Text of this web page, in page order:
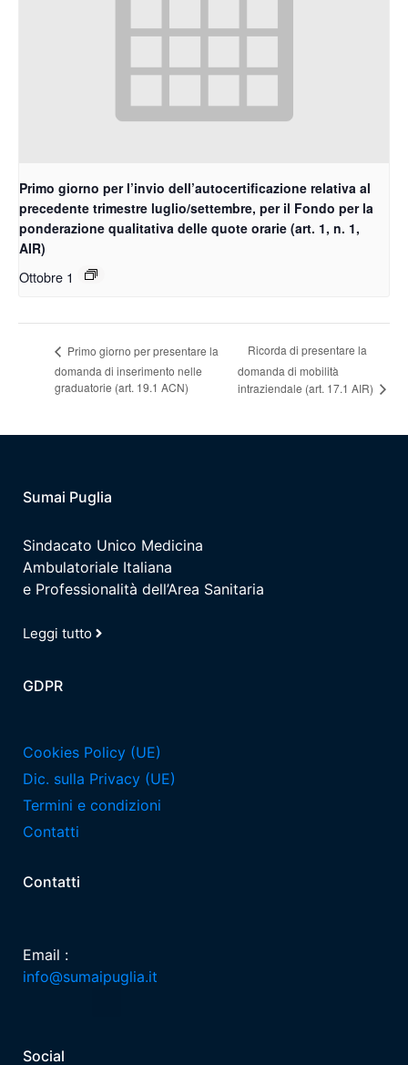
Primo giorno per l’invio dell’autocertificazione relativa al
precedente trimestre luglio/settembre, per il Fondo per la
ponderazione qualitativa delle quote orarie (art. 1, n. 1,
AIR)
Ottobre 1
Primo giorno per presentare la
domanda di inserimento nelle
graduatorie (art. 19.1 ACN)
Ricorda di presentare la
domanda di mobilità
intraziendale (art. 17.1 AIR)
Sumai Puglia
Sindacato Unico Medicina
Ambulatoriale Italiana
e Professionalità dell’Area Sanitaria
Leggi tutto
GDPR
Cookies Policy (UE)
Dic. sulla Privacy (UE)
Termini e condizioni
Contatti
Contatti
Email :
info@sumaipuglia.it
Social